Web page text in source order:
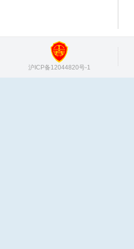
沪ICP备12044820号-1